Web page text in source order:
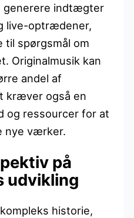
generere indtægter
live-optrædener,
til spørgsmål om
Originalmusik kan
andel af
kræver også en
og ressourcer for at
nye værker.
på
udvikling
historie,